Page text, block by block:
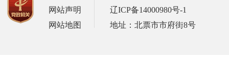
网站声明
网站地图
辽ICP备14000980号-1
地址：北票市市府街8号